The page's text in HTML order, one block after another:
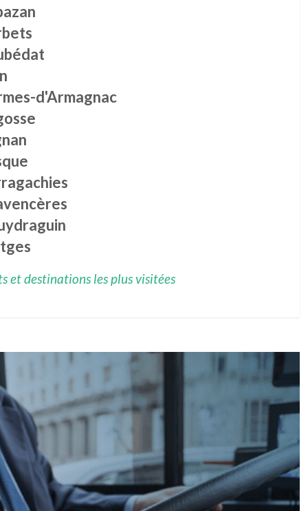
d'Armagnac
et destinations les plus visitées